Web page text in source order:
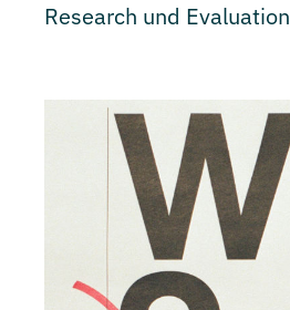
Research und Evaluation